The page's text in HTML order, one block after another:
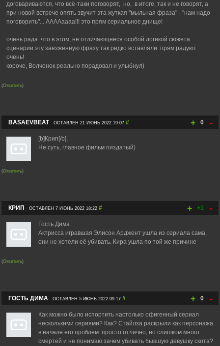
договариваются, что всё-таки поговорят, но, в итоге, так и не говорят, а
при новой встрече опять звучит эта жуткая "мыльная фраза" - "нам надо
поговорить"... ААААаааа!!! это прям сериальное днище!
очень рада что в этом, не отличающееся особой логикой сюжета
сценарии эту заезженную фразу так редко вставляли. прям радуют
очень!
короче, Волчонок реально порадовал и улыбнул)
(Ответить)
+ 0 -
BASAEVBEAT ОСТАВЛЕН 21 ИЮНЬ 2022 19:07 #
[b]Крип[/b],
Не суть, главное фильм пиздатый)
(Ответить)
+ +1 -
КРИП ОСТАВЛЕН 7 ИЮНЬ 2022 18:22 #
Гость Дима
Актрисса игравшая Элисон Арджент ушла из сериала сама,
они не хотели её убивать. Кира ушла по той же причине
(Ответить)
+ 0 -
ГОСТЬ ДИМА ОСТАВЛЕН 5 ИЮНЬ 2022 09:17 #
Как можно было испортить настолько офигенный сериал
несколькими сериями? Как? Стайлза раскрыли как персонажа
в начале его проблем просто отлично, но слишком много
смертей и не понимаю зачем убивать бывшую девушку скота?